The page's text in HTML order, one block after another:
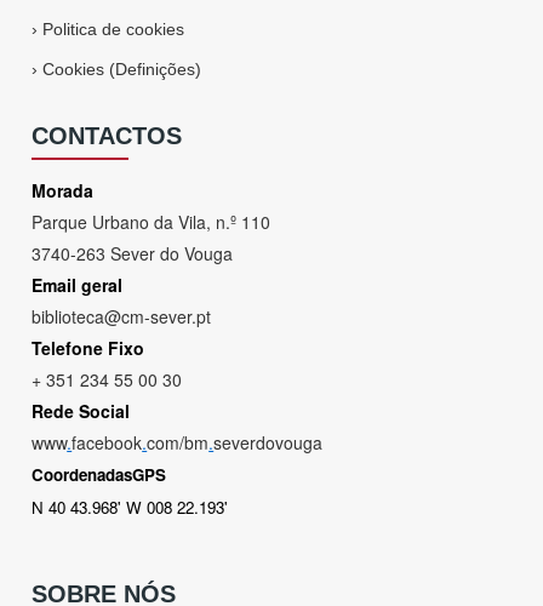
› Politica de cookies
›Cookies (Definições)
CONTACTOS
Morada
Parque Urbano da Vila, n.º 110
3740-263 Sever do Vouga
Email geral
biblioteca@cm-sever.pt
Telefone Fixo
+ 351 234 55 00 30
Rede Social
www.facebook.com/bm.severdovouga
CoordenadasGPS
N 40 43.968' W 008 22.193'
SOBRE NÓS